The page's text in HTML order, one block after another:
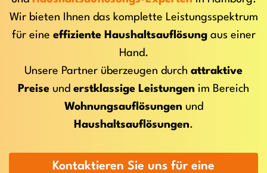
Wir bieten Ihnen das komplette Leistungsspektrum
für eine effiziente Haushaltsauflösungaus einer
Hand.
Unsere Partner überzeugen durch attraktive
Preise und erstklassige Leistungen im Bereich
Wohnungsauflösungen und
Haushaltsauflösungen.
Kontaktieren Sie uns für eine